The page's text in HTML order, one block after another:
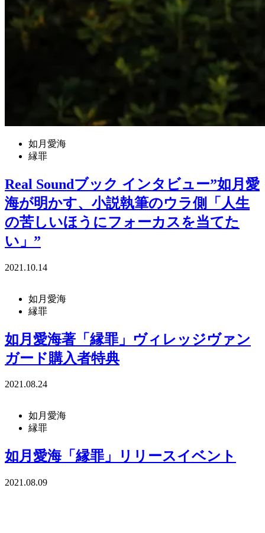
如月愛海
縁罪
Real Soundブック インタビュー”如月愛
海が明かす、小説執筆のウラ側「人生
の苦しいほうにフォーカスを当てた
い」”
2021.10.14
如月愛海
縁罪
如月愛海著「縁罪」ヴィレッジヴァン
ガード購入者特典
2021.08.24
如月愛海
縁罪
如月愛海「縁罪」リリースイベント
2021.08.09